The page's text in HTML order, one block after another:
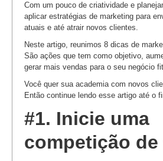
Com um pouco de criatividade e
aplicar estratégias de marketing para
atuais e até atrair novos clientes.
Neste artigo, reunimos 8 dicas de
São ações que tem como objetivo,
gerar mais vendas para o seu negócio
Você quer sua academia com novos
Então continue lendo esse artigo até o
#1. Inicie uma
competição de